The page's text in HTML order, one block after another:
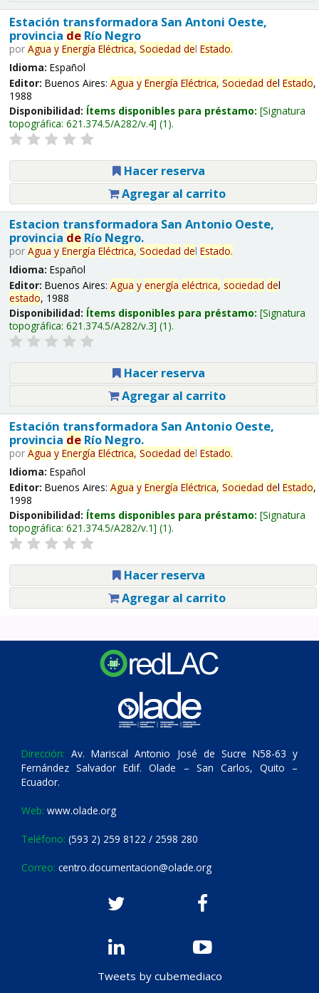
Estación transformadora San Antoni Oeste,
provincia deRío Negro
por Agua y Energía Eléctrica, Sociedad del Estado.
Idioma: Español
Editor: Buenos Aires: Agua y Energía Eléctrica, Sociedad del Estado,
1988
Disponibilidad: Ítems disponibles para préstamo: Signatura
topográfica: 621.374.5/A282/v.4 (1).
Hacer reserva
Agregar al carrito
Estacion transformadora San Antonio Oeste,
provincia deRío Negro.
por Agua y Energía Eléctrica, Sociedad del Estado.
Idioma: Español
Editor: Buenos Aires: Agua y energía eléctrica, sociedad del
estado, 1988
Disponibilidad: Ítems disponibles para préstamo: Signatura
topográfica: 621.374.5/A282/v.3 (1).
Hacer reserva
Agregar al carrito
Estación transformadora San Antonio Oeste,
provincia deRío Negro.
por Agua y Energía Eléctrica, Sociedad del Estado.
Idioma: Español
Editor: Buenos Aires: Agua y Energía Eléctrica, Sociedad del Estado,
1998
Disponibilidad: Ítems disponibles para préstamo: Signatura
topográfica: 621.374.5/A282/v.1 (1).
Hacer reserva
Agregar al carrito
Dirección: Av. Mariscal Antonio José de Sucre N58-63 y
Fernández Salvador Edif. Olade – San Carlos, Quito –
Ecuador.
Web: www.olade.org
Teléfono: (593 2) 259 8122 / 2598 280
Correo: centro.documentacion@olade.org
Tweets by cubemediaco